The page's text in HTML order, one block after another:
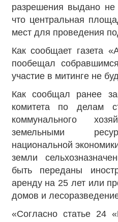
разрешения выдано
что центральная
мест для проведения
Как сообщает газета
пообещал
участие в митинге не
Как сообщал ранее
комитета по делам
коммунального
земельными
национальной
земли
быть переданы
аренду на 25 лет или
домов и
«Согласно статье 24